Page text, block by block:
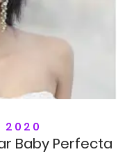
Baby Perfecta